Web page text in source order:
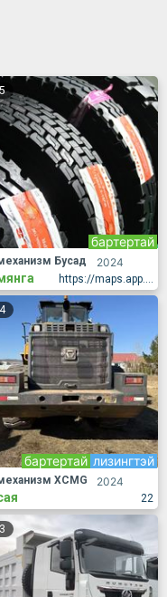
2024
бартертай
https://maps.app.goo.gl/18YWeTpZDhW2wZQE9
Бусад
4
2024
лизингтэй
бартертай
22
XCMG
3